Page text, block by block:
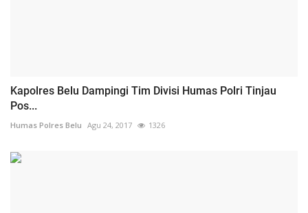
Kapolres Belu Dampingi Tim Divisi Humas Polri Tinjau
Pos...
Humas Polres Belu Agu 24, 2017 1326